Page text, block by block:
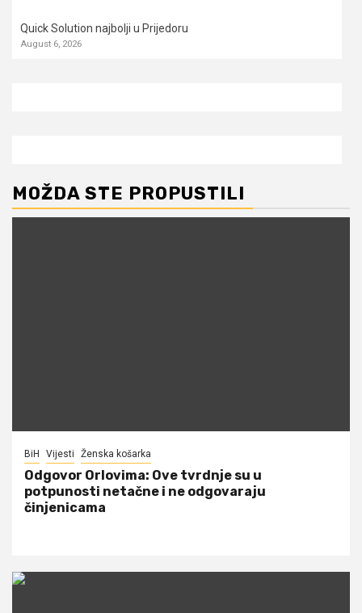
Quick Solution najbolji u Prijedoru
August 6, 2026
MOŽDA STE PROPUSTILI
BiH Vijesti Ženska košarka
Odgovor Orlovima: ​Ove tvrdnje su u
potpunosti netačne i ne odgovaraju
činjenicama